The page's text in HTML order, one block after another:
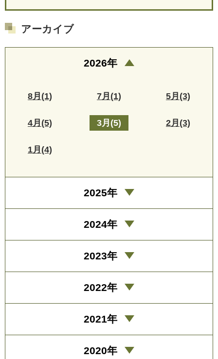
アーカイブ
2026年
8月(1) 7月(1) 5月(3)
4月(5) 3月(5) 2月(3)
1月(4)
2025年
2024年
2023年
2022年
2021年
2020年